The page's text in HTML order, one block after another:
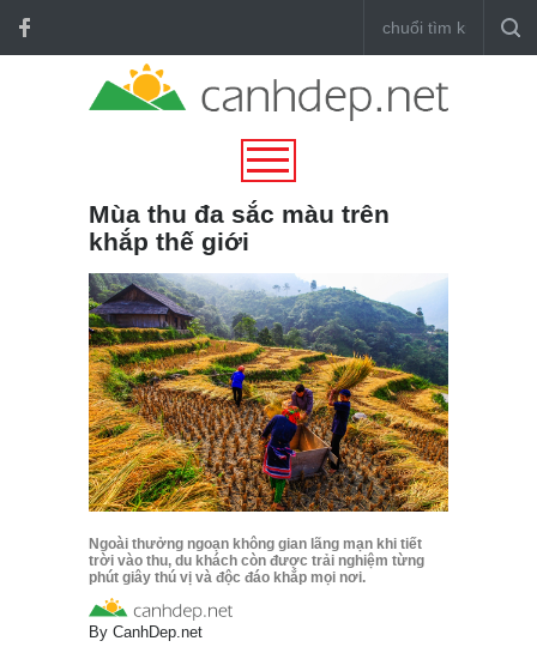
Mùa thu đa sắc màu trên
khắp thế giới
Ngoài thưởng ngoạn không gian lãng mạn khi tiết
trời vào thu, du khách còn được trải nghiệm từng
phút giây thú vị và độc đáo khắp mọi nơi.
By CanhDep.net